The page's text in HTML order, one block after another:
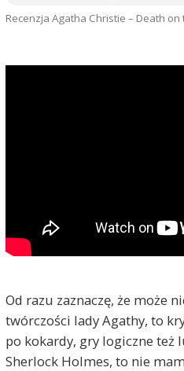
Recenzja Agatha Christie – Death on
Od razu zaznaczę, że może
twórczości lady Agathy, to
po kokardy, gry logiczne też
Sherlock Holmes, to nie